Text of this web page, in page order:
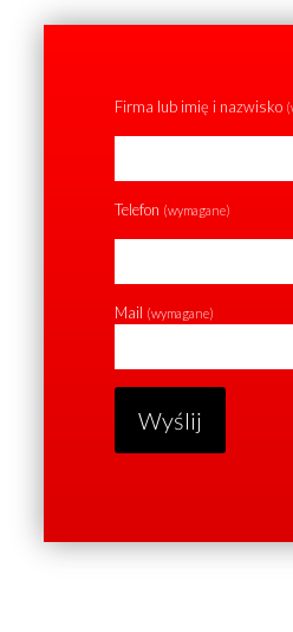
Firma lub imię i nazwisko
Telefon (wymagane)
Mail (wymagane)